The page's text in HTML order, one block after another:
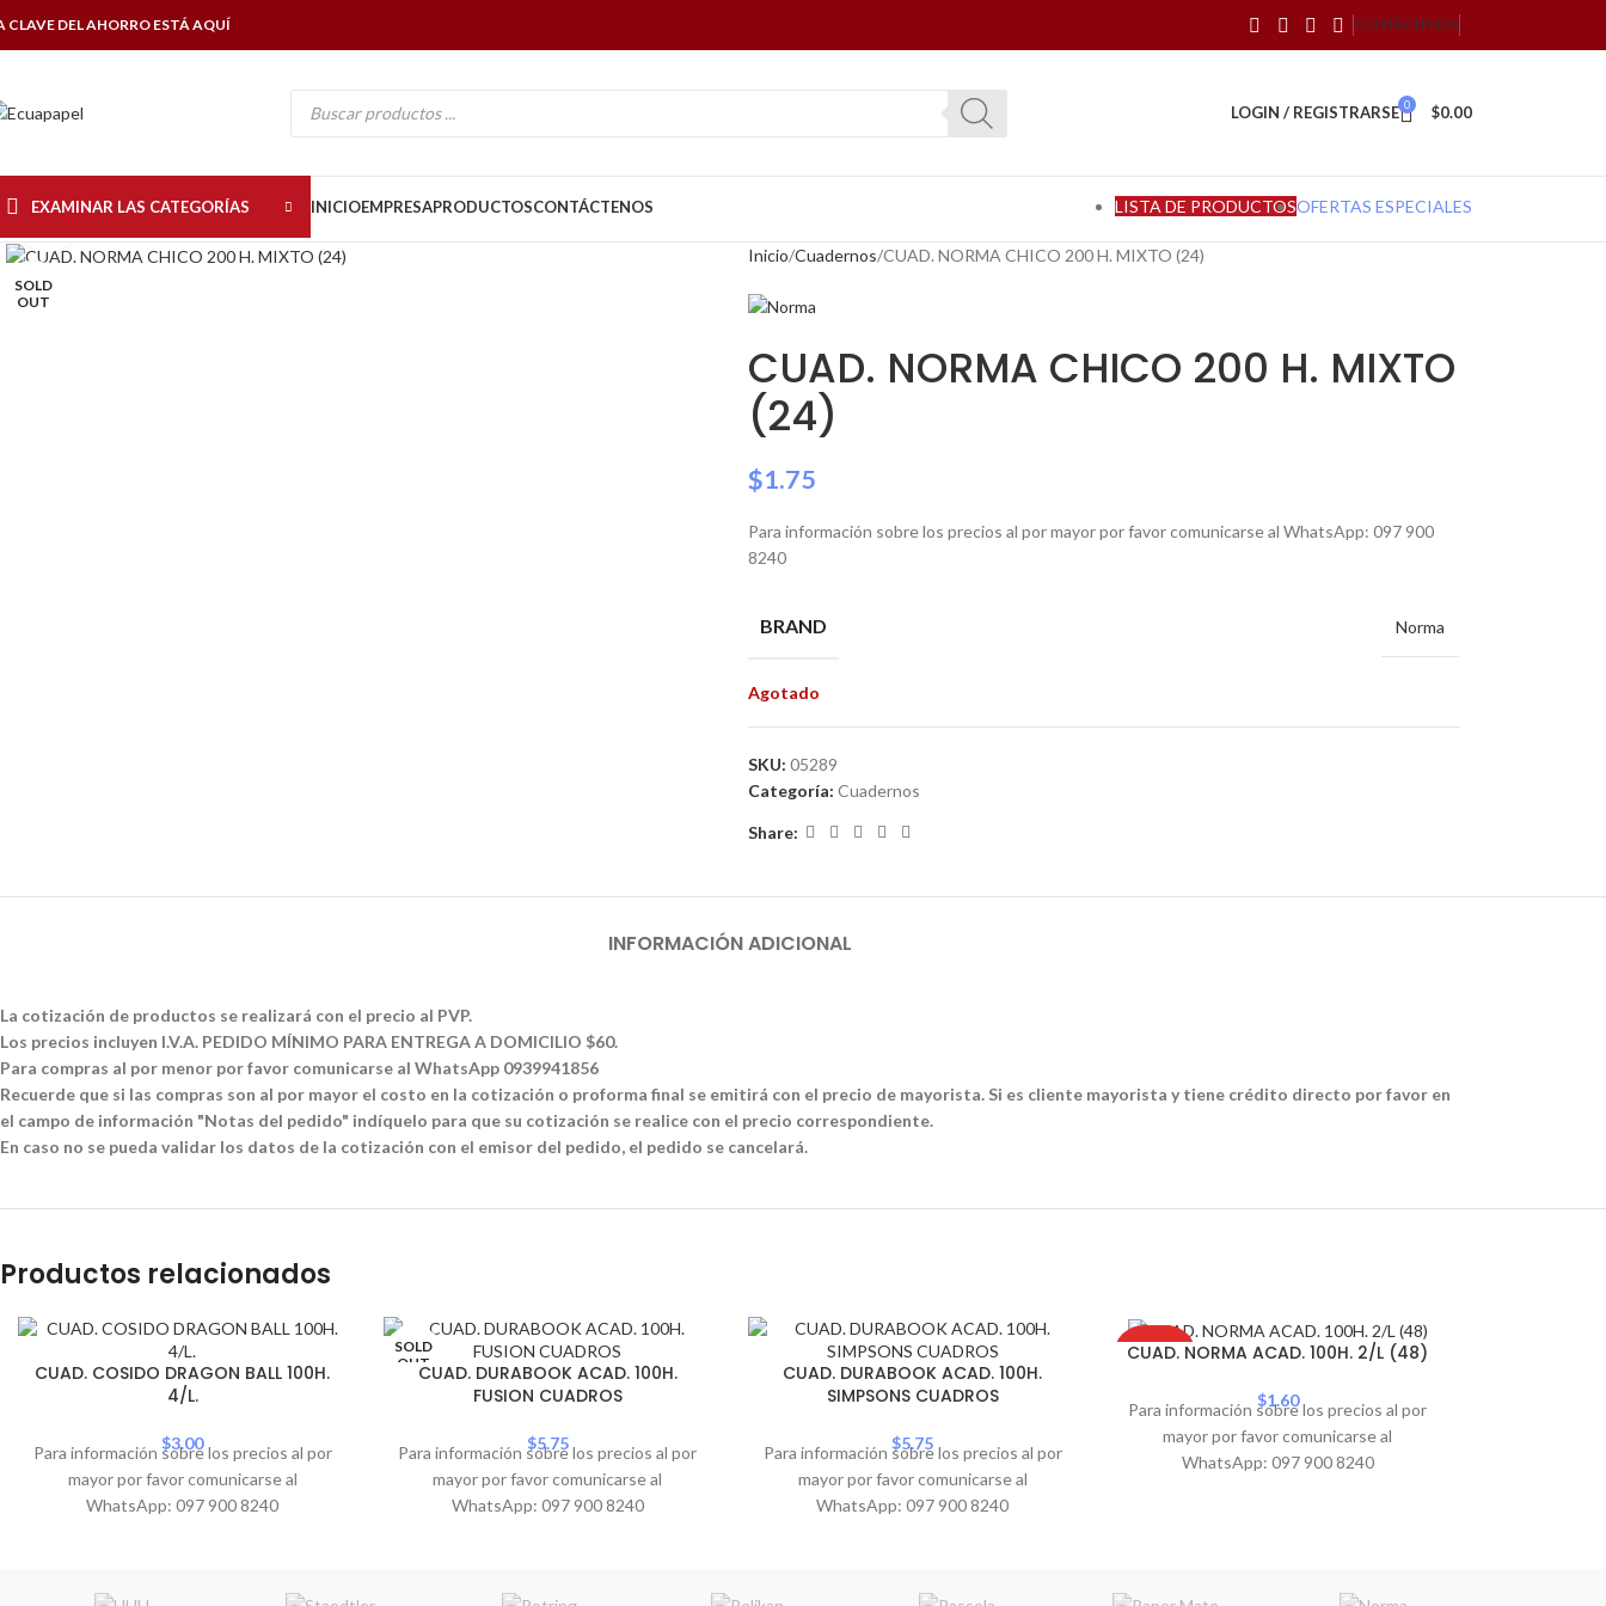
CLAVE DEL AHORRO ESTÁ AQUÍ CONTÁCTENOS
LOGIN / REGISTRARSE 0 $0.00
EXAMINAR LAS CATEGORÍAS INICIOEMPRESAPRODUCTOSCONTÁCTENOS LISTA DE PRODUCTOSOFERTAS ESPECIALES
SOLD
OUT
Inicio Cuadernos CUAD. NORMA CHICO 200 H. MIXTO (24)
CUAD. NORMA CHICO 200 H. MIXTO
(24)
$1.75
Para información sobre los precios al por mayor por favor comunicarse al WhatsApp: 097 900
8240
BRAND Norma
Agotado
SKU: 05289
Categoría: Cuadernos
Share:
INFORMACIÓN ADICIONAL
La cotización de productos se realizará con el precio al PVP.
Los precios incluyen I.V.A. PEDIDO MÍNIMO PARA ENTREGA A DOMICILIO $60.
Para compras al por menor por favor comunicarse al WhatsApp 0939941856
Recuerde que si las compras son al por mayor el costo en la cotización o proforma final se emitirá con el precio de mayorista. Si es cliente mayorista y tiene crédito directo por favor en
el campo de información "Notas del pedido" indíquelo para que su cotización se realice con el precio correspondiente.
En caso no se pueda validar los datos de la cotización con el emisor del pedido, el pedido se cancelará.
Productos relacionados
CUAD. COSIDO DRAGON BALL 100H.
4/L.
$3.00
Para información sobre los precios al por
mayor por favor comunicarse al
WhatsApp: 097 900 8240
SOLD
OUTCUAD. DURABOOK ACAD. 100H.
FUSION CUADROS
$5.75
Para información sobre los precios al por
mayor por favor comunicarse al
WhatsApp: 097 900 8240
CUAD. DURABOOK ACAD. 100H.
SIMPSONS CUADROS
$5.75
Para información sobre los precios al por
mayor por favor comunicarse al
WhatsApp: 097 900 8240
PROMO
CUAD. NORMA ACAD. 100H. 2/L (48)
$1.60
Para información sobre los precios al por
mayor por favor comunicarse al
WhatsApp: 097 900 8240